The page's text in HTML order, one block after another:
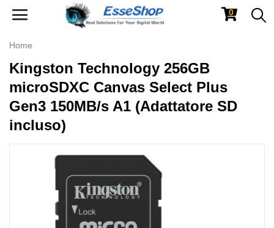
Toggle
0
Home
Kingston Technology 256GB
microSDXC Canvas Select Plus
Gen3 150MB/s A1 (Adattatore SD
incluso)